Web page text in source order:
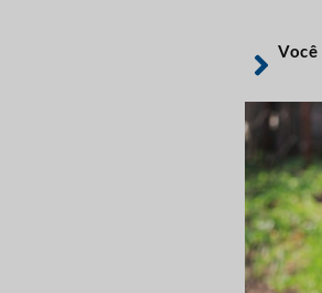
Você